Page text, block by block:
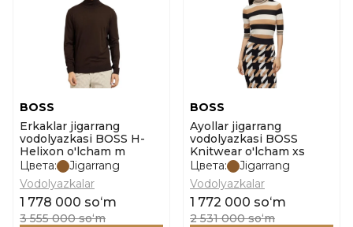
BOSS
Erkaklar jigarrang
vodolyazkasi BOSS H-
Helixon o'lcham m
Цвета:
Jigarrang
Vodolyazkalar
1 778 000 soʻm
3 555 000 soʻm
BOSS
Ayollar jigarrang
vodolyazkasi BOSS
Knitwear o'lcham xs
Цвета:
Jigarrang
Vodolyazkalar
1 772 000 soʻm
2 531 000 soʻm